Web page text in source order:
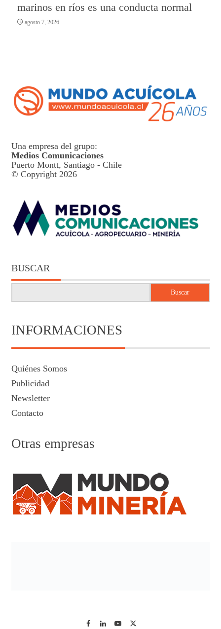
marinos en ríos es una conducta normal
agosto 7, 2026
Una empresa del grupo:
Medios Comunicaciones
Puerto Montt, Santiago - Chile
© Copyright 2026
BUSCAR
Buscar
INFORMACIONES
Quiénes Somos
Publicidad
Newsletter
Contacto
Otras empresas